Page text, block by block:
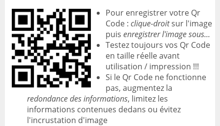
Pour enregistrer votre Qr
Code : clique-droitsur l'image
puis enregistrer l'image sous...
Testez toujours vos Qr Code
en taille réelle avant
utilisation / impression !!!
Si le Qr Code ne fonctionne
pas, augmentez la
redondance des informations, limitez les
informations contenues dedans ou évitez
l'incrustation d'image